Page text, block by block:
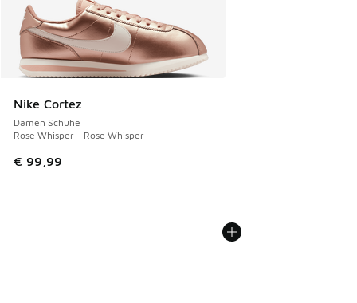
Nike Cortez
Damen Schuhe
Rose Whisper - Rose Whisper
€ 99,99